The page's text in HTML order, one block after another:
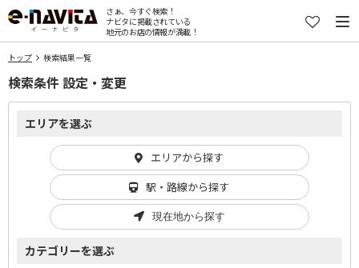
さぁ、今すぐ検索！
ナビタに掲載されている
地元のお店の情報が満載！
トップ 検索結果一覧
検索条件 設定・変更
エリアを選ぶ
エリアから探す
駅・路線から探す
現在地から探す
カテゴリーを選ぶ